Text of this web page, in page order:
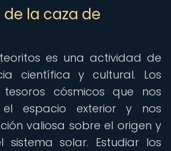
la caza de
es una actividad de
científica y cultural. Los
cósmicos que nos
espacio exterior y nos
valiosa sobre el origen y
sistema solar. Estudiar los